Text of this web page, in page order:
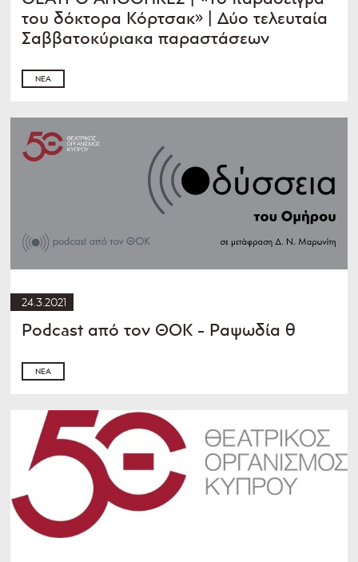
του δόκτορα Κόρτσακ» | Δύο τελευταία
Σαββατοκύριακα παραστάσεων
ΝΈΑ
24.3.2021
Podcast από τον ΘOK - Ραψωδία θ
ΝΈΑ